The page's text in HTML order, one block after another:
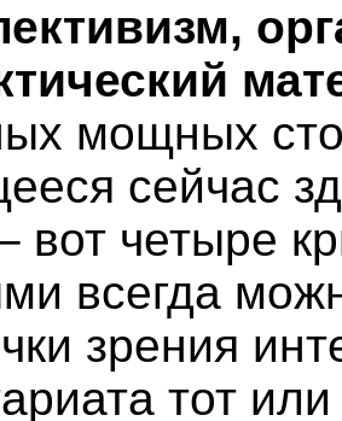
мощных
сейчас
вот четыре
всегда
зрения
тот